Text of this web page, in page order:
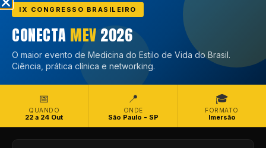
Associe-se
Associe-se
no CBMEV
IX CONGRESSO BRASILEIRO
CONECTA MEV 2026
O maior evento de Medicina do Estilo de Vida do Brasil.
Ciência, prática clínica e networking.
📅
QUANDO
22 a 24 Out
📍
ONDE
São Paulo - SP
🎓
FORMATO
Imersão